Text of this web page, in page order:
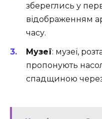
збереглись у
відображенням
часу.
Музеї: музеї,
пропонують
спадщиною через